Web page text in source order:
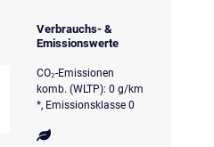
Verbrauchs- &
Emissionswerte
CO₂-Emissionen
komb. (WLTP): 0 g/km
*, Emissionsklasse 0